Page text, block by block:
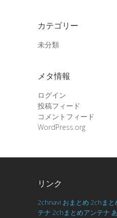
カテゴリー
未分類
メタ情報
ログイン
投稿フィード
コメントフィード
WordPress.org
リンク
2chnavi おまとめ 2chまと
テナ 2chまとめアンテナ